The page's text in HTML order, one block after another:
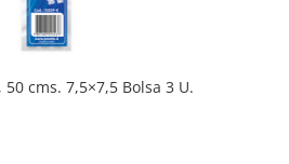
cms. 7,5×7,5 Bolsa 3 U.